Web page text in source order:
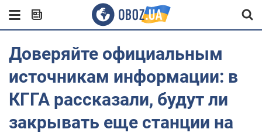
Доверяйте официальным
источникам информации: в
КГГА рассказали, будут ли
закрывать еще станции на